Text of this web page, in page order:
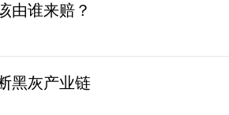
由谁来赔？
黑灰产业链